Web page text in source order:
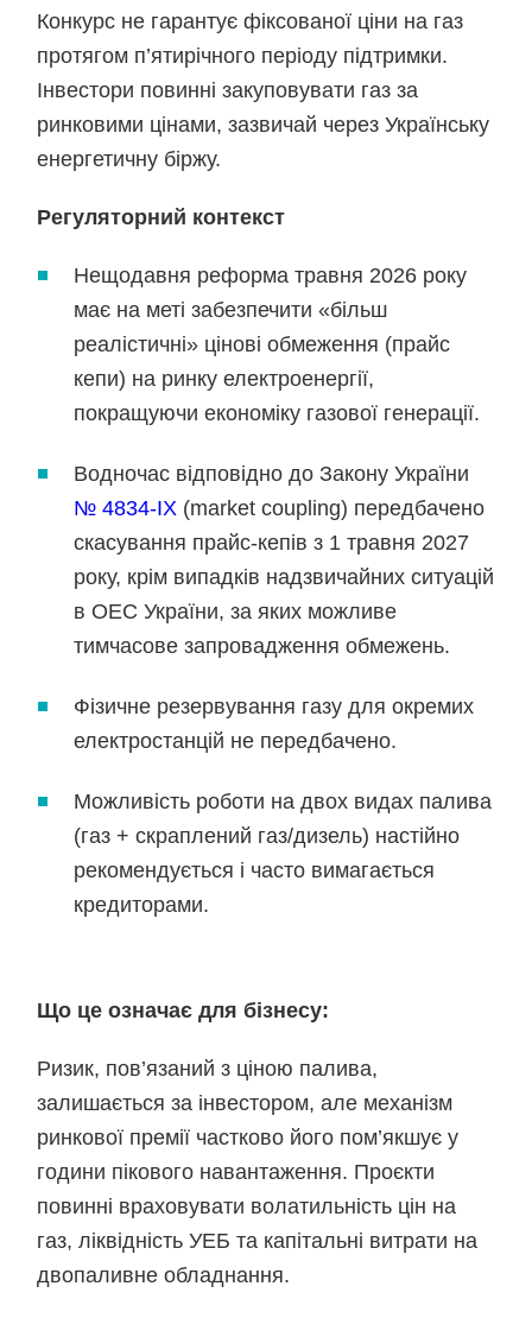
Конкурс не гарантує фіксованої ціни на газ
протягом п’ятирічного періоду підтримки.
Інвестори повинні закуповувати газ за
ринковими цінами, зазвичай через Українську
енергетичну біржу.
Регуляторний контекст
Нещодавня реформа травня 2026 року
має на меті забезпечити «більш
реалістичні» цінові обмеження (прайс
кепи) на ринку електроенергії,
покращуючи економіку газової генерації.
Водночас відповідно до Закону України
№ 4834-IX (market coupling) передбачено
скасування прайс-кепів з 1 травня 2027
року, крім випадків надзвичайних ситуацій
в ОЕС України, за яких можливе
тимчасове запровадження обмежень.
Фізичне резервування газу для окремих
електростанцій не передбачено.
Можливість роботи на двох видах палива
(газ + скраплений газ/дизель) настійно
рекомендується і часто вимагається
кредиторами.
Що це означає для бізнесу:
Ризик, пов’язаний з ціною палива,
залишається за інвестором, але механізм
ринкової премії частково його пом’якшує у
години пікового навантаження. Проєкти
повинні враховувати волатильність цін на
газ, ліквідність УЕБ та капітальні витрати на
двопаливне обладнання.